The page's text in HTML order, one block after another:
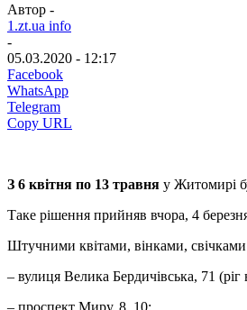
Автор -
1.zt.ua info
-
05.03.2020 - 12:17
Facebook
WhatsApp
Telegram
Copy URL
З 6 квітня по 13 травня у Житомирі
Таке рішення прийняв вчора, 4
Штучними квітами, вінками,
– вулиця Велика Бердичівська, 71
– проспект Миру, 8, 10;